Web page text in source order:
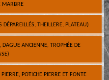
MARBRE
THEILLERE, PLATEAU)
DAGUE ANCIENNE, TROPHÉE DE
POTICHE PIERRE ET FONTE